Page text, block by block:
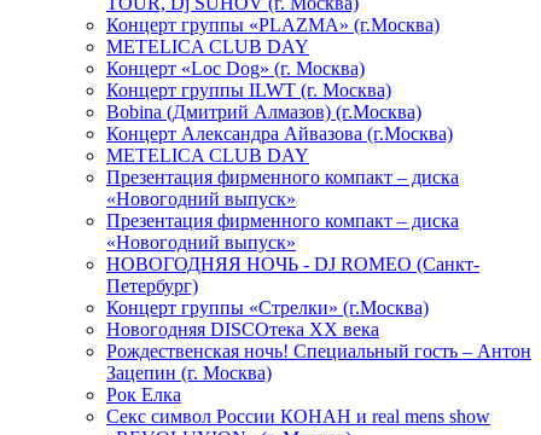
Концерт группы «PLAZMA» (г.Москва)
METELICA CLUB DAY
Концерт «Loc Dog» (г. Москва)
Концерт группы ILWT (г. Москва)
Bobina (Дмитрий Алмазов) (г.Москва)
Концерт Александра Айвазова (г.Москва)
METELICA CLUB DAY
Презентация фирменного компакт – диска
«Новогодний выпуск»
Презентация фирменного компакт – диска
«Новогодний выпуск»
НОВОГОДНЯЯ НОЧЬ - DJ ROMEO (Санкт-
Петербург)
Концерт группы «Стрелки» (г.Москва)
Новогодняя DISCOтека ХХ века
Рождественская ночь! Специальный гость – Антон
Зацепин (г. Москва)
Рок Елка
Секс символ России КОНАН и real mens show